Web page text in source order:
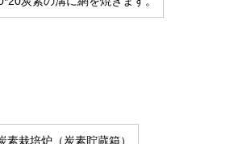
素栽培炉（炭素貯蔵箱）